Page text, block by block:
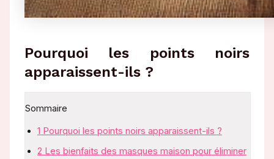
Pourquoi les points noirs
apparaissent-ils ?
Sommaire
1 Pourquoi les points noirs apparaissent-ils ?
2 Les bienfaits des masques maison pour éliminer